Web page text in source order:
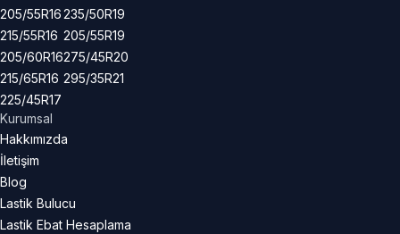
205/55R16
215/55R16
205/60R16
215/65R16
225/45R17
235/50R19
205/55R19
275/45R20
295/35R21
Kurumsal
Hakkımızda
İletişim
Blog
Lastik Bulucu
Lastik Ebat Hesaplama